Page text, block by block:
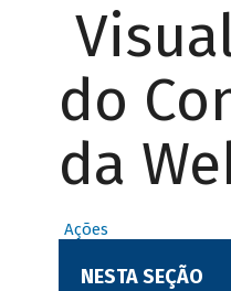
do
da
Ações
NESTA SEÇÃO